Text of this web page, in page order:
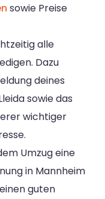
sowie Preise
alle
Dazu
deines
sowie das
wichtiger
Umzug eine
in Mannheim
guten